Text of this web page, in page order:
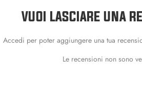
VUOI LASCIARE UNA
Accedi per poter aggiungere una tua
Le recensioni non sono